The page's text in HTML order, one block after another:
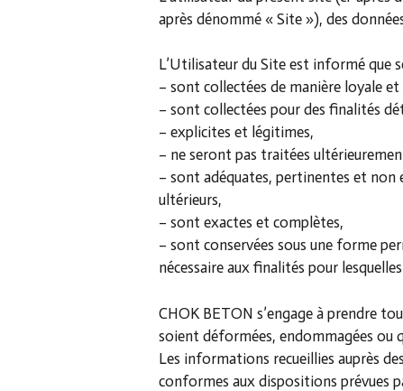
après dénommé « Site »), des
L’Utilisateur du Site est informé que
– sont collectées de manière loyale
– sont collectées pour des finalités
– explicites et légitimes,
– ne seront pas traitées
– sont adéquates, pertinentes et non
ultérieurs,
– sont exactes et complètes,
– sont conservées sous une forme
nécessaire aux finalités pour
CHOK BETON s’engage à prendre
soient déformées, endommagées ou
Les informations recueillies auprès
conformes aux dispositions prévues